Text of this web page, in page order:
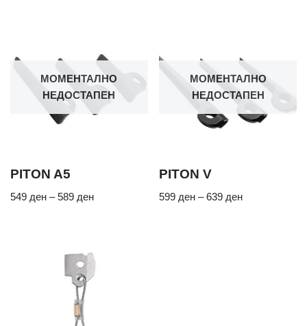
МОМЕНТАЛНО
НЕДОСТАПЕН
PITON A5
549 ден – 589 ден
МОМЕНТАЛНО
НЕДОСТАПЕН
PITON V
599 ден – 639 ден